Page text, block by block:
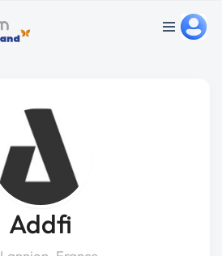
Addfi